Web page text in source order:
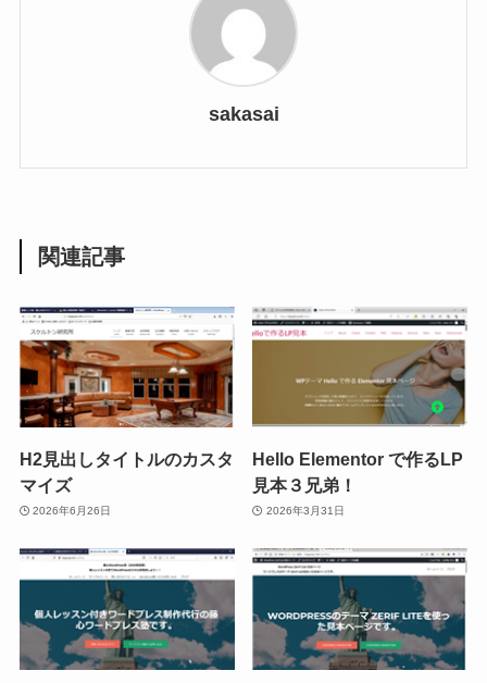
sakasai
関連記事
H2見出しタイトルのカスタ
マイズ
2026年6月26日
Hello Elementor で作るLP
見本３兄弟！
2026年3月31日